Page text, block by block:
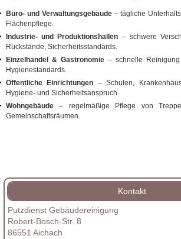
Büro‑ und Verwaltungsgebäude– tägliche
Flächenpflege.
Industrie‑ und Produktionshallen – schwere
Rückstände, Sicherheitsstandards.
Einzelhandel & Gastronomie – schnelle
Hygienestandards.
Öffentliche Einrichtungen – Schulen,
Hygiene‑ und Sicherheitsanspruch.
Wohngebäude – regelmäßige Pflege von
Gemeinschaftsräumen.
Kontakt
Putzdienst Gebäudereinigung
Robert-Bosch-Str. 8
86551 Aichach